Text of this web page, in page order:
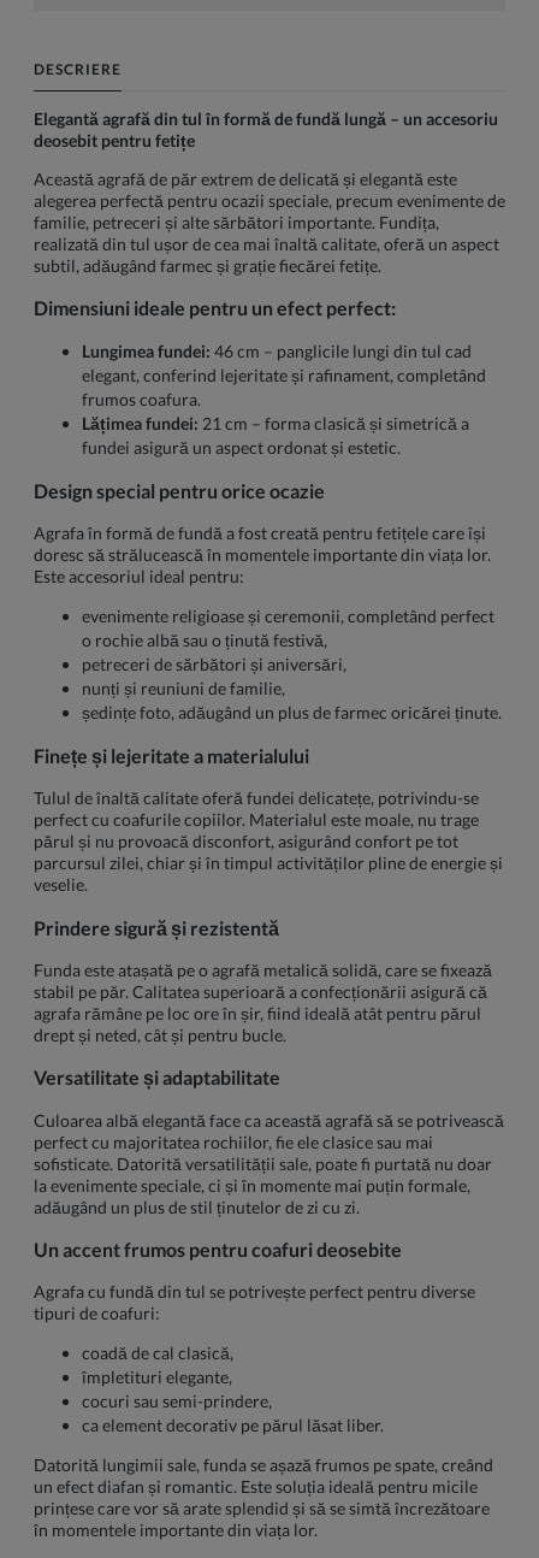
DESCRIERE
Elegantă agrafă din tul în formă de fundă lungă – un accesoriu
deosebit pentru fetițe
Această agrafă de păr extrem de delicată și elegantă este
alegerea perfectă pentru ocazii speciale, precum evenimente de
familie, petreceri și alte sărbători importante. Fundița,
realizată din tul ușor de cea mai înaltă calitate, oferă un aspect
subtil, adăugând farmec și grație fiecărei fetițe.
Dimensiuni ideale pentru un efect perfect:
Lungimea fundei: 46 cm – panglicile lungi din tul cad
elegant, conferind lejeritate și rafinament, completând
frumos coafura.
Lățimea fundei: 21 cm – forma clasică și simetrică a
fundei asigură un aspect ordonat și estetic.
Design special pentru orice ocazie
Agrafa în formă de fundă a fost creată pentru fetițele care își
doresc să strălucească în momentele importante din viața lor.
Este accesoriul ideal pentru:
evenimente religioase și ceremonii, completând perfect
o rochie albă sau o ținută festivă,
petreceri de sărbători și aniversări,
nunți și reuniuni de familie,
ședințe foto, adăugând un plus de farmec oricărei ținute.
Finețe și lejeritate a materialului
Tulul de înaltă calitate oferă fundei delicatețe, potrivindu-se
perfect cu coafurile copiilor. Materialul este moale, nu trage
părul și nu provoacă disconfort, asigurând confort pe tot
parcursul zilei, chiar și în timpul activităților pline de energie și
veselie.
Prindere sigură și rezistentă
Funda este atașată pe o agrafă metalică solidă, care se fixează
stabil pe păr. Calitatea superioară a confecționării asigură că
agrafa rămâne pe loc ore în șir, fiind ideală atât pentru părul
drept și neted, cât și pentru bucle.
Versatilitate și adaptabilitate
Culoarea albă elegantă face ca această agrafă să se potrivească
perfect cu majoritatea rochiilor, fie ele clasice sau mai
sofisticate. Datorită versatilității sale, poate fi purtată nu doar
la evenimente speciale, ci și în momente mai puțin formale,
adăugând un plus de stil ținutelor de zi cu zi.
Un accent frumos pentru coafuri deosebite
Agrafa cu fundă din tul se potrivește perfect pentru diverse
tipuri de coafuri:
coadă de cal clasică,
împletituri elegante,
cocuri sau semi-prindere,
ca element decorativ pe părul lăsat liber.
Datorită lungimii sale, funda se așază frumos pe spate, creând
un efect diafan și romantic. Este soluția ideală pentru micile
prințese care vor să arate splendid și să se simtă încrezătoare
în momentele importante din viața lor.